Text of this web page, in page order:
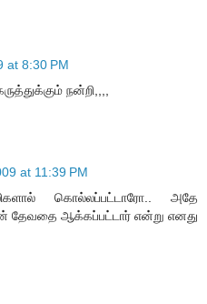
at 8:30 PM
நன்றி,,,,
at 11:39 PM
கொல்லப்பட்டாரோ.. அதே
தேவதை ஆக்கப்பட்டார் என்று எனது